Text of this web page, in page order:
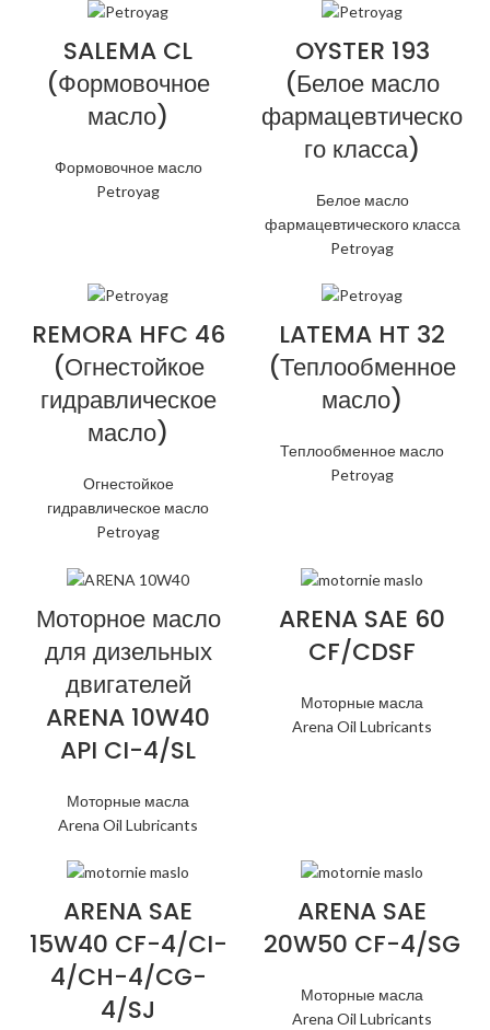
SALEMA CL
(Формовочное
масло)
Формовочное масло
Petroyag
OYSTER 193
(Белое масло
фармацевтическо
го класса)
Белое масло
фармацевтического класса
Petroyag
REMORA HFC 46
(Огнестойкое
гидравлическое
масло)
Огнестойкое
гидравлическое масло
Petroyag
LATEMA HT 32
(Теплообменное
масло)
Теплообменное масло
Petroyag
Моторное масло
для дизельных
двигателей
ARENA 10W40
API CI-4/SL
Моторные масла
Arena Oil Lubricants
ARENA SAE 60
CF/CDSF
Моторные масла
Arena Oil Lubricants
ARENA SAE
15W40 CF-4/CI-
4/CH-4/CG-
4/SJ
ARENA SAE
20W50 CF-4/SG
Моторные масла
Arena Oil Lubricants